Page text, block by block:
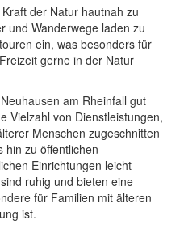
der Natur hautnah zu
und Wanderwege laden zu
ein, was besonders für
gerne in der Natur
am Rheinfall gut
Vielzahl von Dienstleistungen,
Menschen zugeschnitten
hin zu öffentlichen
Einrichtungen leicht
ruhig und bieten eine
für Familien mit älteren
ist.